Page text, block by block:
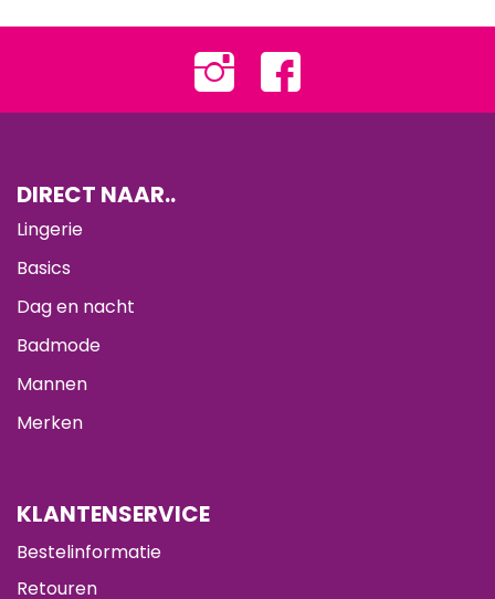
DIRECT NAAR..
Lingerie
Basics
Dag en nacht
Badmode
Mannen
Merken
KLANTENSERVICE
Bestelinformatie
Retouren